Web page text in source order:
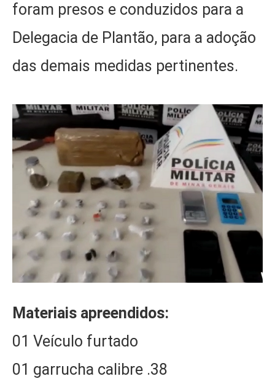
foram presos e conduzidos para a
Delegacia de Plantão, para a adoção
das demais medidas pertinentes.
Materiais apreendidos:
01 Veículo furtado
01 garrucha calibre .38